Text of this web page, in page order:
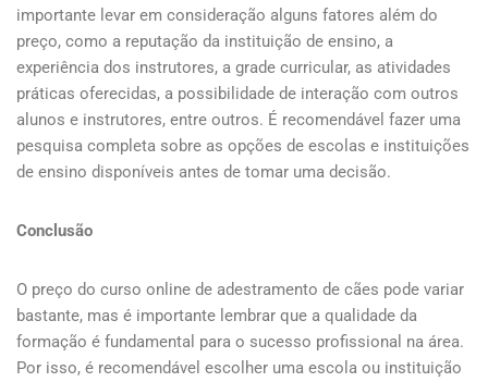
importante levar em consideração alguns fatores além do
preço, como a reputação da instituição de ensino, a
experiência dos instrutores, a grade curricular, as atividades
práticas oferecidas, a possibilidade de interação com outros
alunos e instrutores, entre outros. É recomendável fazer uma
pesquisa completa sobre as opções de escolas e instituições
de ensino disponíveis antes de tomar uma decisão.
Conclusão
O preço do curso online de adestramento de cães pode variar
bastante, mas é importante lembrar que a qualidade da
formação é fundamental para o sucesso profissional na área.
Por isso, é recomendável escolher uma escola ou instituição